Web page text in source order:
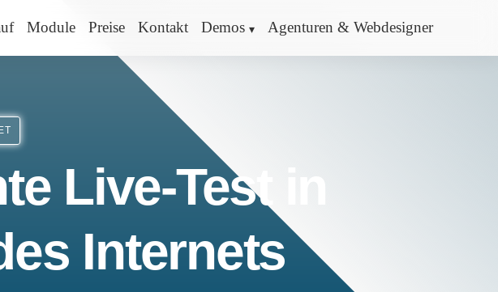
Module Preise Kontakt Demos Agenturen & Webdesigner
Live-Test in
Internets